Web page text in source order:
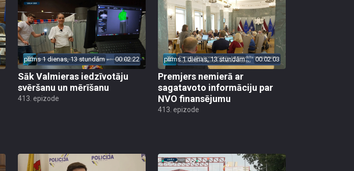
pirms 1 dienas, 13 stundām 00:02:22
Sāk Valmieras iedzīvotāju
svēršanu un mērīšanu
413. epizode
pirms 1 dienas, 13 stundām 00:02:03
Premjers nemierā ar
sagatavoto informāciju par
NVO finansējumu
413. epizode